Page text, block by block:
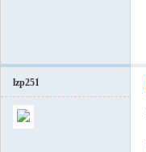
lzp251